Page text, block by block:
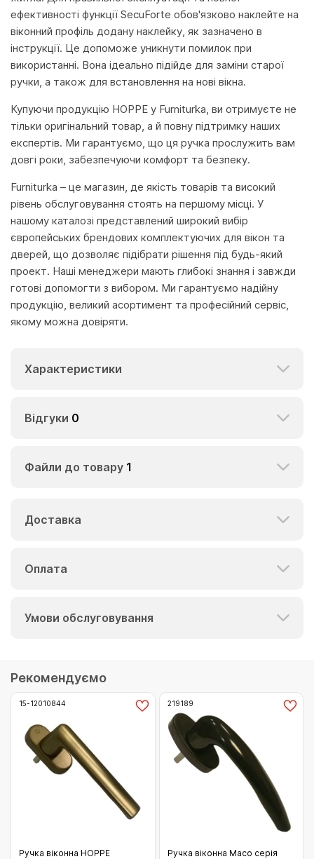
ефективності функції SecuForte обов'язково наклейте на
віконний профіль додану наклейку, як зазначено в
інструкції. Це допоможе уникнути помилок при
використанні. Вона ідеально підійде для заміни старої
ручки, а також для встановлення на нові вікна.
Купуючи продукцію HOPPE у Furniturka, ви отримуєте не
тільки оригінальний товар, а й повну підтримку наших
експертів. Ми гарантуємо, що ця ручка прослужить вам
довгі роки, забезпечуючи комфорт та безпеку.
Furniturka – це магазин, де якість товарів та високий
рівень обслуговування стоять на першому місці. У
нашому каталозі представлений широкий вибір
європейських брендових комплектуючих для вікон та
дверей, що дозволяє підібрати рішення під будь-який
проект. Наші менеджери мають глибокі знання і завжди
готові допомогти з вибором. Ми гарантуємо надійну
продукцію, великий асортимент та професійний сервіс,
якому можна довіряти.
Характеристики
Відгуки 0
Файли до товару 1
Доставка
Оплата
Умови обслуговування
Рекомендуємо
15-12010844
Ручка віконна HOPPE
219189
Ручка віконна Масо серія